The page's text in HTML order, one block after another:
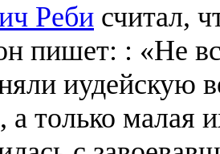
Реби считал,
пишет: : «Не
иудейскую
а только малая